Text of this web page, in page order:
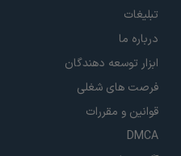
تبلیغات
درباره ما
ابزار توسعه دهندگان
فرصت های شغلی
قوانین و مقررات
DMCA